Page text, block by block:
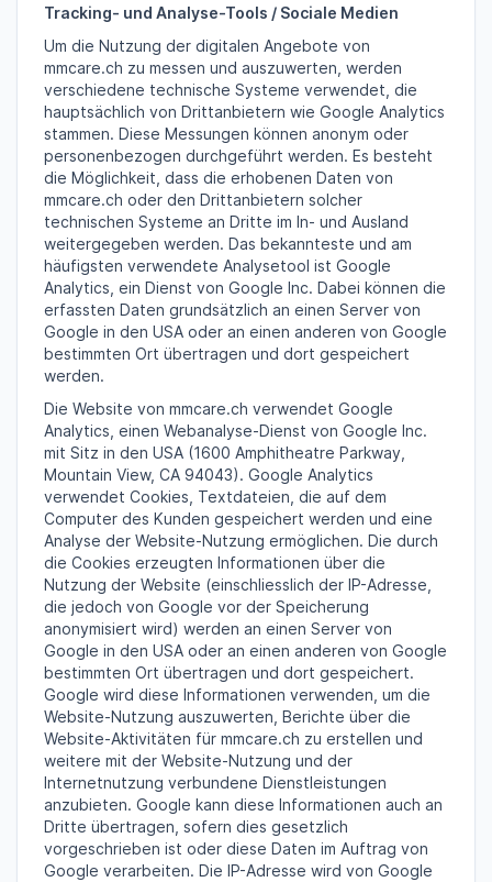
Tracking- und Analyse-Tools / Sociale Medien
Um die Nutzung der digitalen Angebote von
mmcare.ch zu messen und auszuwerten, werden
verschiedene technische Systeme verwendet, die
hauptsächlich von Drittanbietern wie Google Analytics
stammen. Diese Messungen können anonym oder
personenbezogen durchgeführt werden. Es besteht
die Möglichkeit, dass die erhobenen Daten von
mmcare.ch oder den Drittanbietern solcher
technischen Systeme an Dritte im In- und Ausland
weitergegeben werden. Das bekannteste und am
häufigsten verwendete Analysetool ist Google
Analytics, ein Dienst von Google Inc. Dabei können die
erfassten Daten grundsätzlich an einen Server von
Google in den USA oder an einen anderen von Google
bestimmten Ort übertragen und dort gespeichert
werden.
Die Website von mmcare.ch verwendet Google
Analytics, einen Webanalyse-Dienst von Google Inc.
mit Sitz in den USA (1600 Amphitheatre Parkway,
Mountain View, CA 94043). Google Analytics
verwendet Cookies, Textdateien, die auf dem
Computer des Kunden gespeichert werden und eine
Analyse der Website-Nutzung ermöglichen. Die durch
die Cookies erzeugten Informationen über die
Nutzung der Website (einschliesslich der IP-Adresse,
die jedoch von Google vor der Speicherung
anonymisiert wird) werden an einen Server von
Google in den USA oder an einen anderen von Google
bestimmten Ort übertragen und dort gespeichert.
Google wird diese Informationen verwenden, um die
Website-Nutzung auszuwerten, Berichte über die
Website-Aktivitäten für mmcare.ch zu erstellen und
weitere mit der Website-Nutzung und der
Internetnutzung verbundene Dienstleistungen
anzubieten. Google kann diese Informationen auch an
Dritte übertragen, sofern dies gesetzlich
vorgeschrieben ist oder diese Daten im Auftrag von
Google verarbeiten. Die IP-Adresse wird von Google